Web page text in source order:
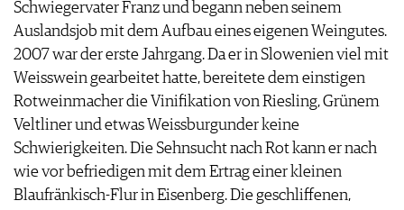
Schwiegervater Franz und begann neben seinem
Auslandsjob mit dem Aufbau eines eigenen Weingutes.
2007 war der erste Jahrgang. Da er in Slowenien viel mit
Weisswein gearbeitet hatte, bereitete dem einstigen
Rotweinmacher die Vinifikation von Riesling, Grünem
Veltliner und etwas Weissburgunder keine
Schwierigkeiten. Die Sehnsucht nach Rot kann er nach
wie vor befriedigen mit dem Ertrag einer kleinen
Blaufränkisch-Flur in Eisenberg. Die geschliffenen,